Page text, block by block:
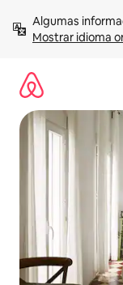
para
Mostrar idioma